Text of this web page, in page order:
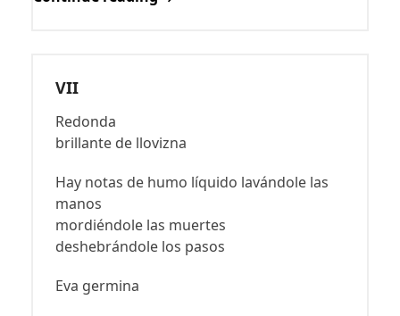
VII
Redonda
brillante de llovizna
Hay notas de humo líquido lavándole las
manos
mordiéndole las muertes
deshebrándole los pasos
Eva germina